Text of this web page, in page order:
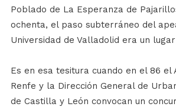
Poblado de La Esperanza de
ochenta, el paso subterráneo del
Universidad de Valladolid era un
Es en esa tesitura cuando en el 86 el
Renfe y la Dirección General de
de Castilla y León convocan un